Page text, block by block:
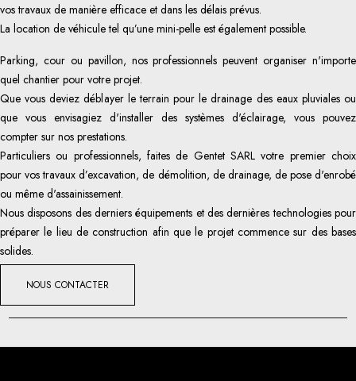
vos travaux de manière efficace et dans les délais prévus.
La location de véhicule tel qu’une mini-pelle est également possible.
Parking, cour ou pavillon, nos professionnels peuvent organiser n'importe
quel chantier pour votre projet.
Que vous deviez déblayer le terrain pour le drainage des eaux pluviales ou
que vous envisagiez d'installer des systèmes d'éclairage, vous pouvez
compter sur nos prestations.
Particuliers ou professionnels, faites de Gentet SARL votre premier choix
pour vos travaux d’excavation, de démolition, de drainage, de pose d'enrobé
ou même d'assainissement.
Nous disposons des derniers équipements et des dernières technologies pour
préparer le lieu de construction afin que le projet commence sur des bases
solides.
NOUS CONTACTER